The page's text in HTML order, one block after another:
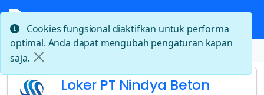
Beranda Loker PT Nindya Beton
Loker PT Nindya Beton
Cookies fungsional diaktifkan untuk performa
optimal. Anda dapat mengubah pengaturan kapan
saja.